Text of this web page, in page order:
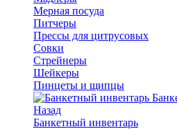
Мерная посуда
Питчеры
Прессы для цитрусовых
Совки
Стрейнеры
Шейкеры
Пинцеты и щипцы
Назад
Банкетный инвентарь